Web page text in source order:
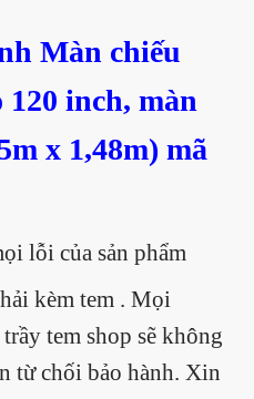
Màn chiếu
inch, màn
x 1,48m) mã
lỗi của sản phẩm
kèm tem . Mọi
tem shop sẽ không
từ chối bảo hành. Xin